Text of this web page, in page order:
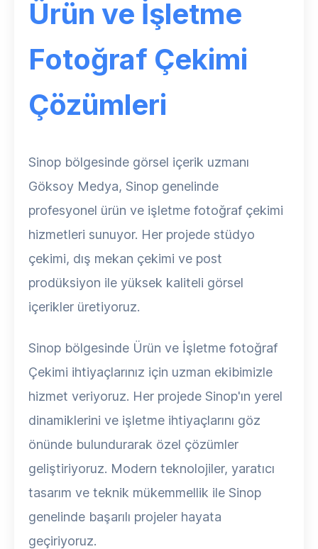
Ürün ve İşletme
Fotoğraf Çekimi
Çözümleri
Sinop bölgesinde görsel içerik uzmanı
Göksoy Medya, Sinop genelinde
profesyonel ürün ve işletme fotoğraf çekimi
hizmetleri sunuyor. Her projede stüdyo
çekimi, dış mekan çekimi ve post
prodüksiyon ile yüksek kaliteli görsel
içerikler üretiyoruz.
Sinop bölgesinde Ürün ve İşletme fotoğraf
Çekimi ihtiyaçlarınız için uzman ekibimizle
hizmet veriyoruz. Her projede Sinop'ın yerel
dinamiklerini ve işletme ihtiyaçlarını göz
önünde bulundurarak özel çözümler
geliştiriyoruz. Modern teknolojiler, yaratıcı
tasarım ve teknik mükemmellik ile Sinop
genelinde başarılı projeler hayata
geçiriyoruz.